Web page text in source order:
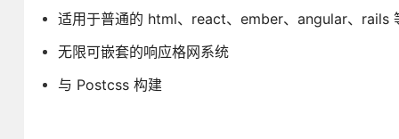
适用于普通的 html、react、ember、angular、rails
无限可嵌套的响应格网系统
与 Postcss 构建